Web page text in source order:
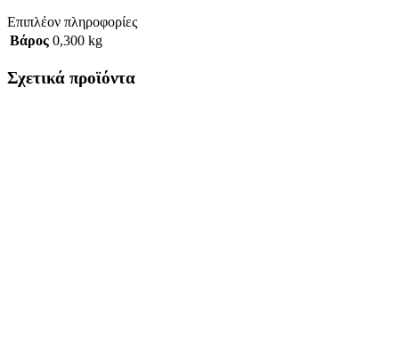
Επιπλέον πληροφορίες
Βάρος 0,300 kg
Σχετικά προϊόντα